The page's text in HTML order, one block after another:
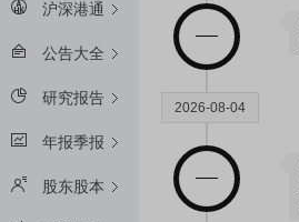
沪深港通
公告大全
研究报告
年报季报
股东股本
2026-08-04